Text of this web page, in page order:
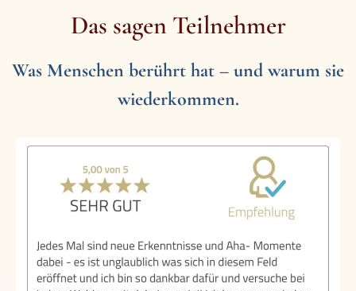
Das sagen Teilnehmer
Was Menschen berührt hat – und warum sie
wiederkommen.